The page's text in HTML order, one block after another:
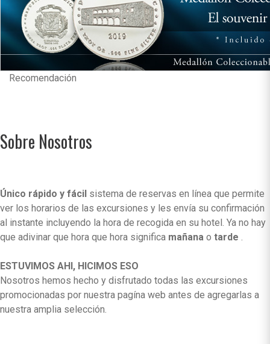
Recomendación
Sobre Nosotros
Único rápido y fácil sistema de reservas en línea que permite
ver los horarios de las excursiones y les envía su confirmación
al instante incluyendo la hora de recogida en su hotel. Ya no hay
que adivinar que hora que hora significa mañana o tarde .
ESTUVIMOS AHI, HICIMOS ESO
Nosotros hemos hecho y disfrutado todas las excursiones
promocionadas por nuestra pagína web antes de agregarlas a
nuestra amplia selección.